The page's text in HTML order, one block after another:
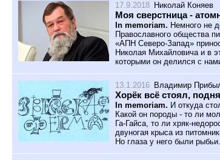
17.9.2018 Николай Коняев
Моя сверстница -
In memoriam. Немного не
Православного общества
«АПН Северо-Запад»
Николая Михайловича и в
которыми он делился с
13.1.2016 Владимир
Хорёк всё стоял,
In memoriam. И откуда
Какой он породы - то ли
Га-Гайса, то ли хряк-
двуногая крыса из
Но глаза у него были рыбьи.